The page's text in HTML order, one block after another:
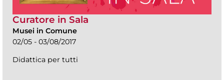
Curatore in Sala
Musei in Comune
02/05 - 03/08/2017
Didattica per tutti